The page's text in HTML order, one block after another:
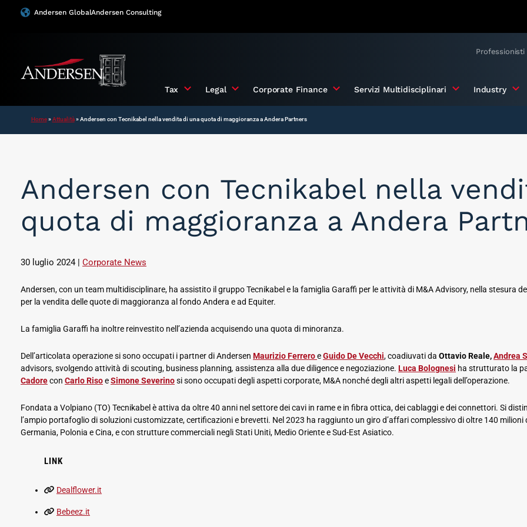
Andersen GlobalAndersen Consulting
Professionisti
Tax Legal Corporate Finance Servizi Multidisciplinari Industry
Home»Attualità»Andersen con Tecnikabel nella vendita di una quota di maggioranza a Andera Partners
Andersen con Tecnikabel nella
quota di maggioranza a Andera
30 luglio 2024| Corporate News
Andersen, con un team multidisciplinare, ha assistito il gruppo Tecnikabel e la famiglia Garaffi per le attività di M&A Advisory, nella stesura
per la vendita delle quote di maggioranza al fondo Andera e ad Equiter.
La famiglia Garaffi ha inoltre reinvestito nell’azienda acquisendo una quota di minoranza.
Dell’articolata operazione si sono occupati i partner di Andersen Maurizio FerreroeGuido De Vecchi, coadiuvati da Ottavio Reale,Andrea
advisors, svolgendo attività di scouting, business planning, assistenza alla due diligence e negoziazione. Luca Bolognesi ha strutturato la
Cadorecon Carlo RisoeSimone Severinosi sono occupati degli aspetti corporate, M&A nonché degli altri aspetti legali dell’operazione.
Fondata a Volpiano (TO) Tecnikabel è attiva da oltre 40 anni nel settore dei cavi in rame e in fibra ottica, dei cablaggi e dei connettori. Si
l’ampio portafoglio di soluzioni customizzate, certificazioni e brevetti. Nel 2023 ha raggiunto un giro d’affari complessivo di oltre 140
Germania, Polonia e Cina, e con strutture commerciali negli Stati Uniti, Medio Oriente e Sud-Est Asiatico.
LINK
Dealflower.it
Bebeez.it